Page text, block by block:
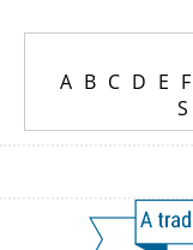
A B C D E F
S